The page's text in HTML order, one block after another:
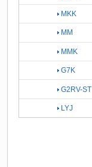
MKK
MM
MMK
G7K
G2RV-ST
LYJ